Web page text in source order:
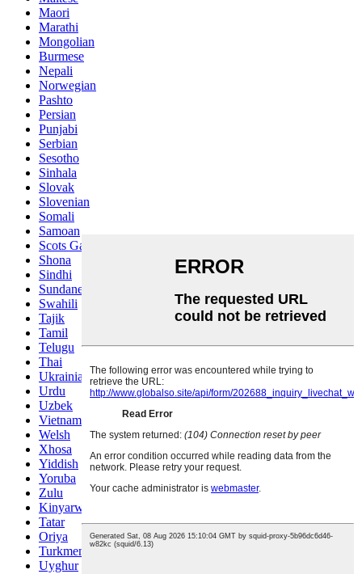
Maori
Marathi
Mongolian
Burmese
Nepali
Norwegian
Pashto
Persian
Punjabi
Serbian
Sesotho
Sinhala
Slovak
Slovenian
Somali
Samoan
Scots Gaelic
Shona
Sindhi
Sundanese
Swahili
Tajik
Tamil
Telugu
Thai
Ukrainian
Urdu
Uzbek
Vietnamese
Welsh
Xhosa
Yiddish
Yoruba
Zulu
Kinyarwanda
Tatar
Oriya
Turkmen
Uyghur